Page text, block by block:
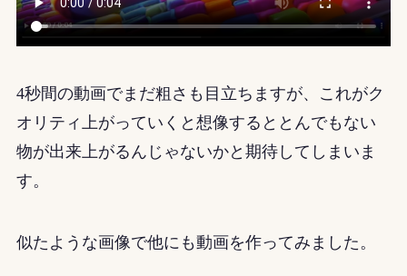
4秒間の動画でまだ粗さも目立ちますが、これがク
オリティ上がっていくと想像するととんでもない
物が出来上がるんじゃないかと期待してしまいま
す。
似たような画像で他にも動画を作ってみました。